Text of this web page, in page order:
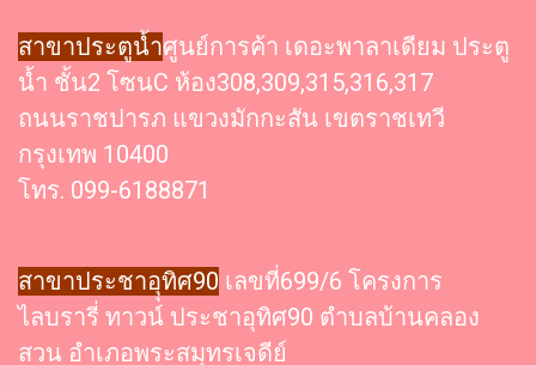
สาขาประตูน้ำศูนย์การค้า เดอะพาลาเดียม ประตู
น้ำ ชั้น2 โซนC ห้อง308,309,315,316,317
ถนนราชปารภ แขวงมักกะสัน เขตราชเทวี
กรุงเทพ 10400
โทร. 099-6188871
สาขาประชาอุุทิศ90 เลขที่699/6 โครงการ
ไลบรารี่ ทาวน์ ประชาอุทิศ90 ตำบลบ้านคลอง
สวน อำเภอพระสมุทรเจดีย์